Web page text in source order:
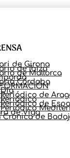
de Girona
de Ibiza
de Mallorca
Córdoba
de
de
de Vigo
Crónica de